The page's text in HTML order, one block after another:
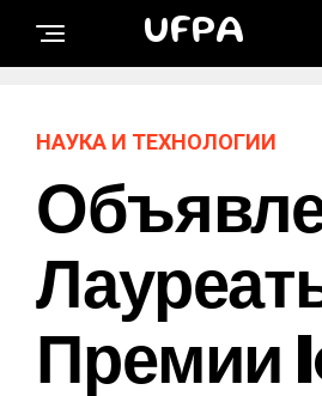
UFPA
НАУКА И ТЕХНОЛОГИИ
Премии